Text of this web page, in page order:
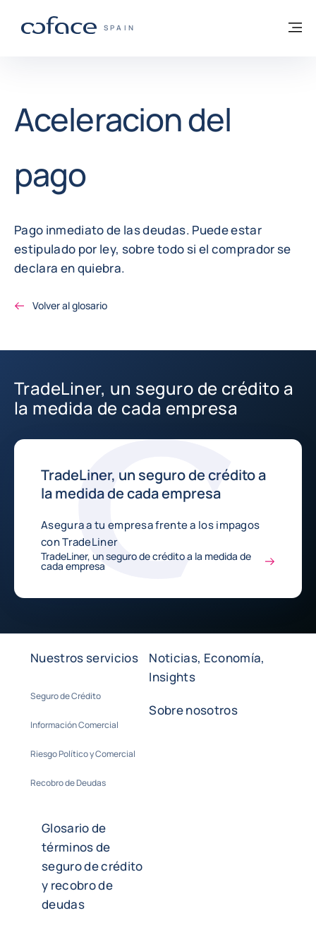
COFACE - FOR TRADE
SPAIN
Volver a la página principal
Aceleracion del
pago
Pago inmediato de las deudas. Puede estar
estipulado por ley, sobre todo si el comprador se
declara en quiebra.
Volver al glosario
TradeLiner, un seguro de crédito a
la medida de cada empresa
TradeLiner, un seguro de crédito a
la medida de cada empresa
Asegura a tu empresa frente a los impagos
con TradeLiner
TradeLiner, un seguro de crédito a la medida de
cada empresa
Nuestros servicios
Seguro de Crédito
Información Comercial
Riesgo Político y Comercial
Recobro de Deudas
Noticias, Economía,
Insights
Sobre nosotros
Glosario de
términos de
seguro de crédito
y recobro de
deudas